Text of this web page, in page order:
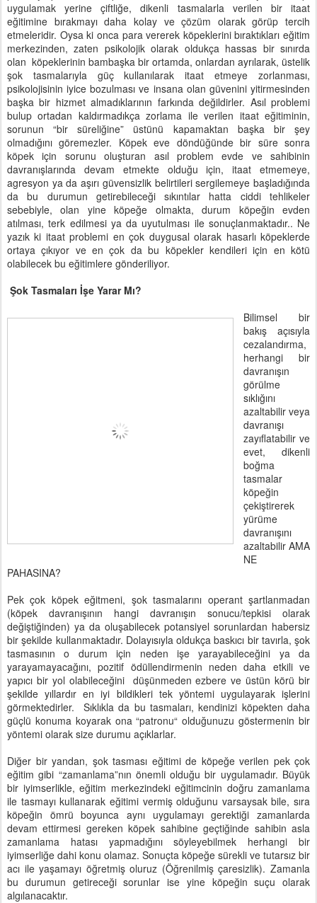
uygulamak yerine çiftliğe, dikenli tasmalarla verilen bir itaat
eğitimine bırakmayı daha kolay ve çözüm olarak görüp tercih
etmeleridir. Oysa ki onca para vererek köpeklerini bıraktıkları eğitim
merkezinden, zaten psikolojik olarak oldukça hassas bir sınırda
olan köpeklerinin bambaşka bir ortamda, onlardan ayrılarak, üstelik
şok tasmalarıyla güç kullanılarak itaat etmeye zorlanması,
psikolojisinin iyice bozulması ve insana olan güvenini yitirmesinden
başka bir hizmet almadıklarının farkında değildirler. Asıl problemi
bulup ortadan kaldırmadıkça zorlama ile verilen itaat eğitiminin,
sorunun “bir süreliğine” üstünü kapamaktan başka bir şey
olmadığını göremezler. Köpek eve döndüğünde bir süre sonra
köpek için sorunu oluşturan asıl problem evde ve sahibinin
davranışlarında devam etmekte olduğu için, itaat etmemeye,
agresyon ya da aşırı güvensizlik belirtileri sergilemeye başladığında
da bu durumun getirebileceği sıkıntılar hatta ciddi tehlikeler
sebebiyle, olan yine köpeğe olmakta, durum köpeğin evden
atılması, terk edilmesi ya da uyutulması ile sonuçlanmaktadır.. Ne
yazık ki itaat problemi en çok duygusal olarak hasarlı köpeklerde
ortaya çıkıyor ve en çok da bu köpekler kendileri için en kötü
olabilecek bu eğitimlere gönderiliyor.
Şok Tasmaları İşe Yarar Mı?
Bilimsel bir
bakış açısıyla
cezalandırma,
herhangi bir
davranışın
görülme
sıklığını
azaltabilir veya
davranışı
zayıflatabilir ve
evet, dikenli
boğma
tasmalar
köpeğin
çekiştirerek
yürüme
davranışını
azaltabilir AMA
NE
PAHASINA?
Pek çok köpek eğitmeni, şok tasmalarını operant şartlanmadan
(köpek davranışının hangi davranışın sonucu/tepkisi olarak
değiştiğinden) ya da oluşabilecek potansiyel sorunlardan habersiz
bir şekilde kullanmaktadır. Dolayısıyla oldukça baskıcı bir tavırla, şok
tasmasının o durum için neden işe yarayabileceğini ya da
yarayamayacağını, pozitif ödüllendirmenin neden daha etkili ve
yapıcı bir yol olabileceğini düşünmeden ezbere ve üstün körü bir
şekilde yıllardır en iyi bildikleri tek yöntemi uygulayarak işlerini
görmektedirler.
Sıklıkla da bu tasmaları, kendinizi köpekten daha
güçlü konuma koyarak ona “patronu“ olduğunuzu göstermenin bir
yöntemi olarak size durumu açıklarlar.
Diğer bir yandan, şok tasması eğitimi de köpeğe verilen pek çok
eğitim gibi “zamanlama”nın önemli olduğu bir uygulamadır. Büyük
bir iyimserlikle, eğitim merkezindeki eğitimcinin doğru zamanlama
ile tasmayı kullanarak eğitimi vermiş olduğunu varsaysak bile, sıra
köpeğin ömrü boyunca aynı uygulamayı gerektiği zamanlarda
devam ettirmesi gereken köpek sahibine geçtiğinde sahibin asla
zamanlama hatası yapmadığını söyleyebilmek herhangi bir
iyimserliğe dahi konu olamaz. Sonuçta köpeğe sürekli ve tutarsız bir
acı ile yaşamayı öğretmiş oluruz (Öğrenilmiş çaresizlik). Zamanla
bu durumun getireceği sorunlar ise yine köpeğin suçu olarak
algılanacaktır.